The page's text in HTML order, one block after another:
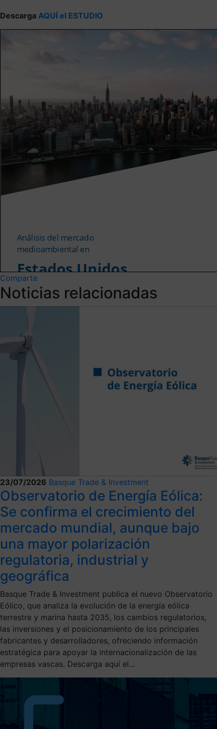
Descarga AQUÍ el ESTUDIO
Comparte
Noticias relacionadas
23/07/2026 Basque Trade & Investment
Observatorio de Energía Eólica:
Se confirma el crecimiento del
mercado mundial, aunque bajo
una mayor polarización
regulatoria, industrial y
geográfica
Basque Trade & Investment publica el nuevo Observatorio
Eólico, que analiza la evolución de la energía eólica
terrestre y marina hasta 2035, los cambios regulatorios,
las inversiones y el posicionamiento de los principales
fabricantes y desarrolladores, ofreciendo información
estratégica para apoyar la internacionalización de las
empresas vascas. Descarga aquí el...